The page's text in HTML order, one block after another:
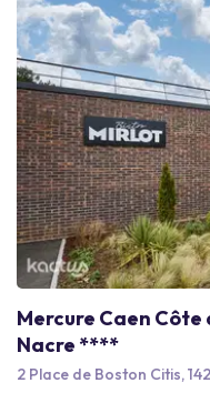
Mercure Caen Côte
Nacre ****
2 Place de Boston Citis,